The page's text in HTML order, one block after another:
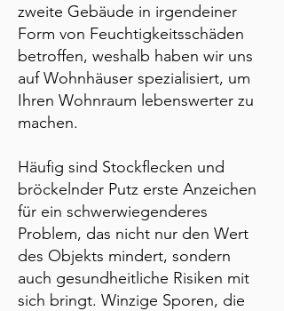
zweite Gebäude in irgendeiner
Form von Feuchtigkeitsschäden
betroffen, weshalb haben wir uns
auf Wohnhäuser spezialisiert, um
Ihren Wohnraum lebenswerter zu
machen.
Häufig sind Stockflecken und
bröckelnder Putz erste Anzeichen
für ein schwerwiegenderes
Problem, das nicht nur den Wert
des Objekts mindert, sondern
auch gesundheitliche Risiken mit
sich bringt. Winzige Sporen, die